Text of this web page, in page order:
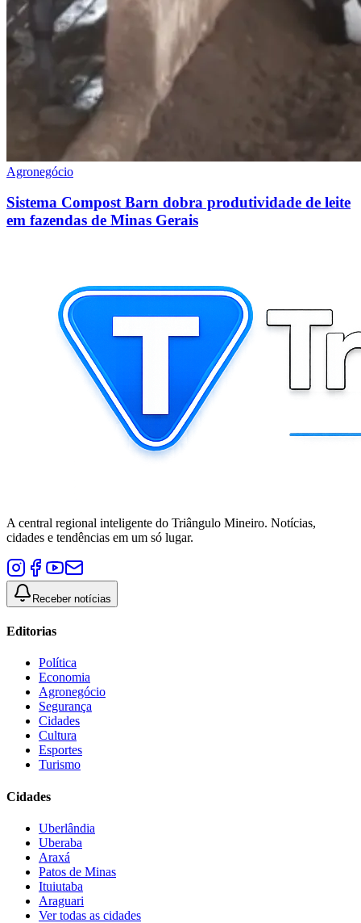
Agronegócio
Sistema Compost Barn dobra produtividade de leite
em fazendas de Minas Gerais
A central regional inteligente do Triângulo Mineiro. Notícias,
cidades e tendências em um só lugar.
Receber notícias
Editorias
Política
Economia
Agronegócio
Segurança
Cidades
Cultura
Esportes
Turismo
Cidades
Uberlândia
Uberaba
Araxá
Patos de Minas
Ituiutaba
Araguari
Ver todas as cidades